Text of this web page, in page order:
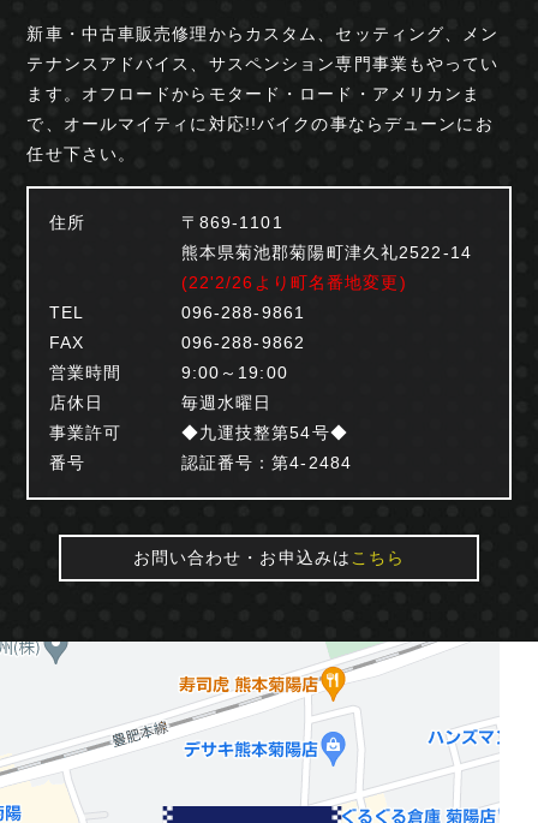
新車・中古車販売修理からカスタム、セッティング、
メン
テナンスアドバイス、サスペンション専門事業もやってい
ます。オフロードからモタード・ロード・ アメリカンま
で、オールマイティに対応!!バイクの事ならデューンにお
任せ下さい。
住所
〒869-1101
熊本県菊池郡菊陽町津久礼2522-14
(22'2/26より町名番地変更)
TEL
096-288-9861
FAX
096-288-9862
営業時間
9:00～19:00
店休日
毎週水曜日
事業許可
番号
◆九運技整第54号◆
認証番号：第4-2484
お問い合わせ・お申込みはこちら